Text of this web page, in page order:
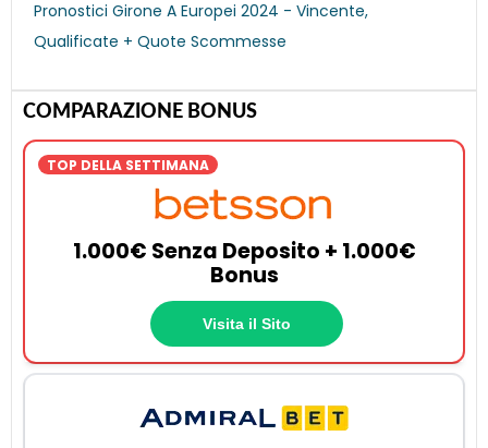
Pronostici Girone A Europei 2024 - Vincente,
Qualificate + Quote Scommesse
COMPARAZIONE BONUS
TOP DELLA SETTIMANA
1.000€ Senza Deposito + 1.000€
Bonus
Visita il Sito